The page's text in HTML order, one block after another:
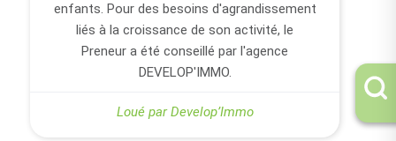
enfants. Pour des besoins d'agrandissement
liés à la croissance de son activité, le
Preneur a été conseillé par l'agence
DEVELOP'IMMO.
Loué par Develop’Immo